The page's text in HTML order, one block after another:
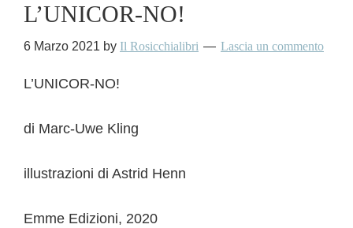
L’UNICOR-NO!
6 Marzo 2021 by Il Rosicchialibri Lascia un commento
L’UNICOR-NO!
di Marc-Uwe Kling
illustrazioni di Astrid Henn
Emme Edizioni, 2020